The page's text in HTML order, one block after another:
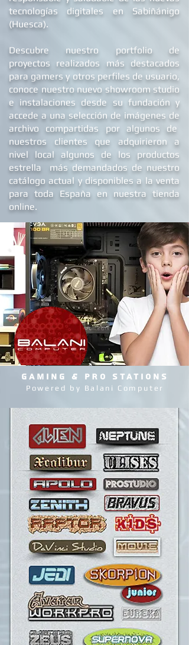
GAMING & PRO STATIONS
Powered by Balani Computer
tecnologías digitales en Sabiñánigo
(Huesca).
Descubre nuestro portfolio de
proyectos realizados más destacados
para gamers y otros perfiles de usuario,
conoce nuestro nuevo showroom studio
e instalaciones desde su fundación y
accede a una selección de imágenes de
archivo compartidas por algunos de
nuestros clientes que adquirieron a
nivel local algunos de los productos
estrella más demandados de nuestro
catálogo actual y disponibles a la venta
para toda España en nuestra tienda
online.